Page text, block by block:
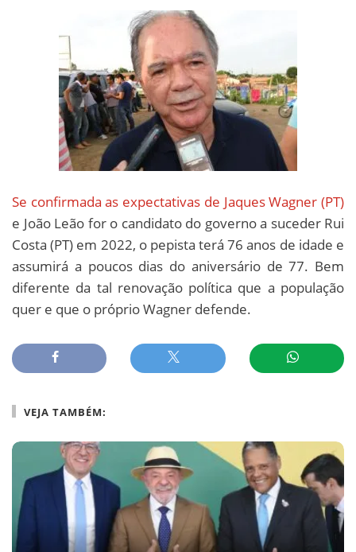
Se confirmada as expectativas de Jaques Wagner (PT)
e João Leão for o candidato do governo a suceder Rui
Costa (PT) em 2022, o pepista terá 76 anos de idade e
assumirá a poucos dias do aniversário de 77. Bem
diferente da tal renovação política que a população
quer e que o próprio Wagner defende.
VEJA TAMBÉM: